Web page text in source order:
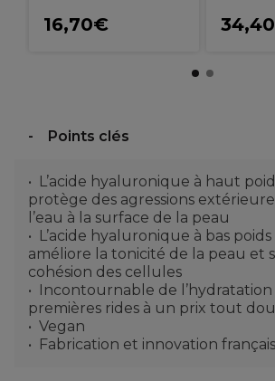
16,70€
Points clés
L’acide hyaluronique à haut
protège des agressions
l’eau à la surface de la peau
L’acide hyaluronique à bas
améliore la tonicité de la peau et
cohésion des cellules
Incontournable de l’hydratation
premières rides à un prix tout
Vegan
Fabrication et innovation